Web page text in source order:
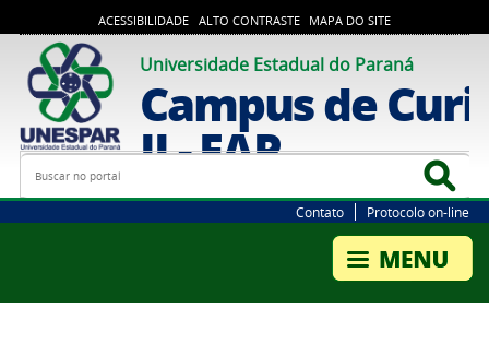
ACESSIBILIDADE ALTO CONTRASTE MAPA DO SITE
Universidade Estadual do Paraná
Campus de
II - FAP
Busca
Contato Protocolo on-line